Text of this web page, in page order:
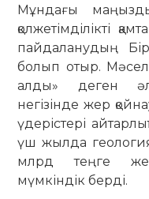
Мұндағы
қолжетімділікті
пайдаланудың
болып отыр.
алды» деген
негізінде жер
үдерістері
үш жылда
млрд теңге
мүмкіндік берді.